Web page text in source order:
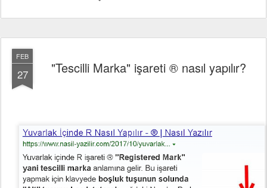
FEB
27 "Tescilli Marka" işareti ® nasıl yapılır?